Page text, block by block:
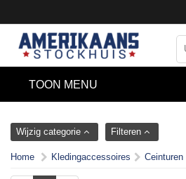
TOON MENU
Wijzig categorie Filteren
Home Kledingaccessoires Ceinturen